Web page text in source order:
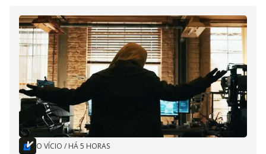
O VÍCIO / HÁ 5 HORAS